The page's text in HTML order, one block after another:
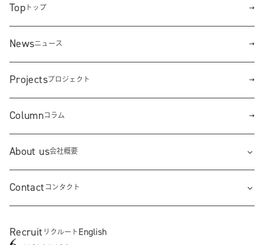
Top トップ
Projectsプロジェクト
About us会社概要
Newsニュース
Columnコラム
Contact コンタクト
Recruit リクルート English